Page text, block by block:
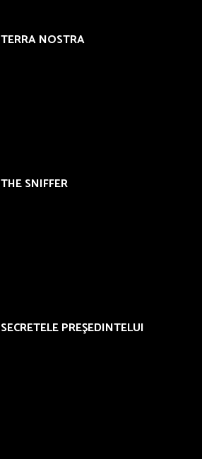
TERRA NOSTRA
THE SNIFFER
SECRETELE PREŞEDINTELUI